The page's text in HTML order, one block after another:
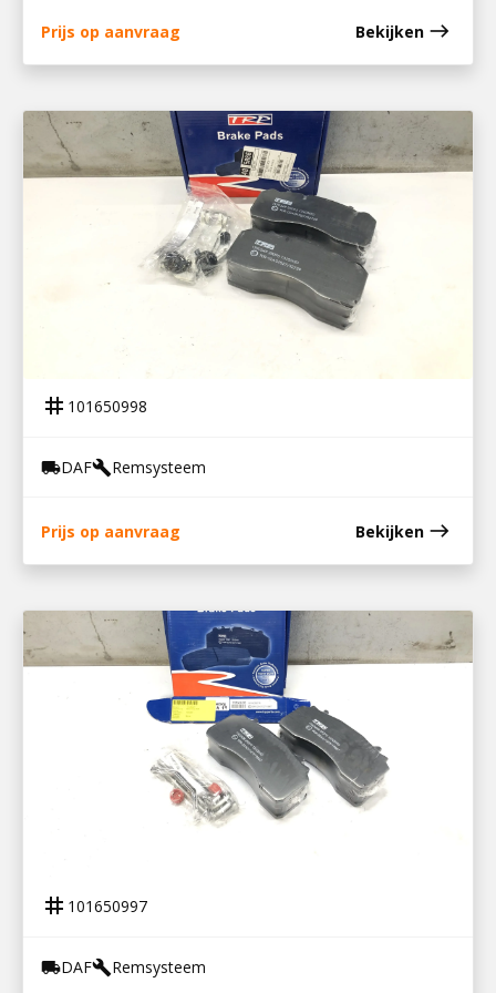
Prijs op aanvraag Bekijken east
101650998
REMBLOKSET TRP
tag 101650998
local_shippingDAFbuildRemsysteem
Prijs op aanvraag Bekijken east
tag 101650997
local_shippingDAFbuildRemsysteem